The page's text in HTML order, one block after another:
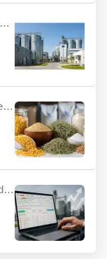
Montagem de Fábrica de Ração para Iniciantes: Um Guia Passo a Passo
O Que São Matérias-Primas para Rações para Iniciantes?
Mantendo a Rentabilidade na Produção de Ração em uma Era de Incerteza: A Importância Estratégica do Software de Formulação de Rações